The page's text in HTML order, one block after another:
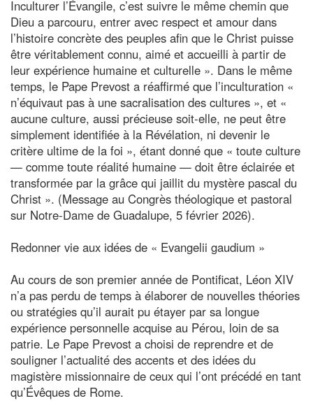
Inculturer l’Évangile, c’est suivre le même chemin que
Dieu a parcouru, entrer avec respect et amour dans
l’histoire concrète des peuples afin que le Christ puisse
être véritablement connu, aimé et accueilli à partir de
leur expérience humaine et culturelle ». Dans le même
temps, le Pape Prevost a réaffirmé que l’inculturation «
n’équivaut pas à une sacralisation des cultures », et «
aucune culture, aussi précieuse soit-elle, ne peut être
simplement identifiée à la Révélation, ni devenir le
critère ultime de la foi », étant donné que « toute culture
— comme toute réalité humaine — doit être éclairée et
transformée par la grâce qui jaillit du mystère pascal du
Christ ». (Message au Congrès théologique et pastoral
sur Notre-Dame de Guadalupe, 5 février 2026).
Redonner vie aux idées de « Evangelii gaudium »
Au cours de son premier année de Pontificat, Léon XIV
n’a pas perdu de temps à élaborer de nouvelles théories
ou stratégies qu’il aurait pu étayer par sa longue
expérience personnelle acquise au Pérou, loin de sa
patrie. Le Pape Prevost a choisi de reprendre et de
souligner l’actualité des accents et des idées du
magistère missionnaire de ceux qui l’ont précédé en tant
qu’Évêques de Rome.